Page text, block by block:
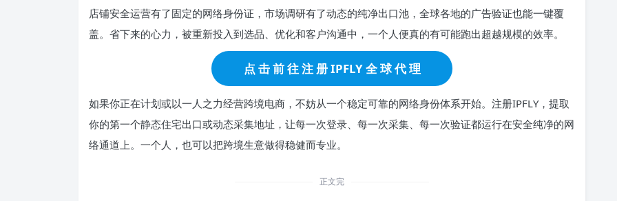
店铺安全运营有了固定的网络身份证，市场调研有了动态的纯净出口池，全球各地的广告验证也能一键覆
盖。省下来的心力，被重新投入到选品、优化和客户沟通中，一个人便真的有可能跑出超越规模的效率。
点 击 前 往 注 册 IPFLY 全 球 代 理
如果你正在计划或以一人之力经营跨境电商，不妨从一个稳定可靠的网络身份体系开始。注册IPFLY，提取
你的第一个静态住宅出口或动态采集地址，让每一次登录、每一次采集、每一次验证都运行在安全纯净的网
络通道上。一个人，也可以把跨境生意做得稳健而专业。
正文完